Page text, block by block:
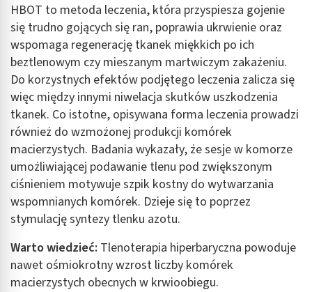
HBOT to metoda leczenia, która przyspiesza gojenie
się trudno gojących się ran, poprawia ukrwienie oraz
wspomaga regenerację tkanek miękkich po ich
beztlenowym czy mieszanym martwiczym zakażeniu.
Do korzystnych efektów podjętego leczenia zalicza się
więc między innymi niwelacja skutków uszkodzenia
tkanek. Co istotne, opisywana forma leczenia prowadzi
również do wzmożonej produkcji komórek
macierzystych. Badania wykazały, że sesje w komorze
umożliwiającej podawanie tlenu pod zwiększonym
ciśnieniem motywuje szpik kostny do wytwarzania
wspomnianych komórek. Dzieje się to poprzez
stymulację syntezy tlenku azotu.
Warto wiedzieć: Tlenoterapia hiperbaryczna powoduje
nawet ośmiokrotny wzrost liczby komórek
macierzystych obecnych w krwioobiegu.